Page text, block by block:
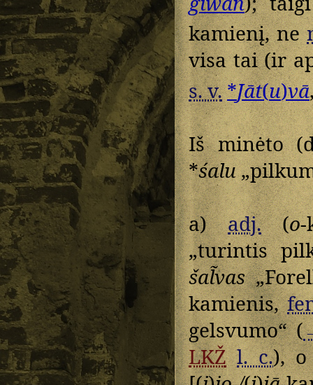
kamienį, ne
visa tai (ir
s. v.*Jāt(u)vā
Iš minėto
*śalu
a)adj.(o
„turintis
šal̃vas
kamienis,
gelsvumo“ (
LKŽ l. c.),